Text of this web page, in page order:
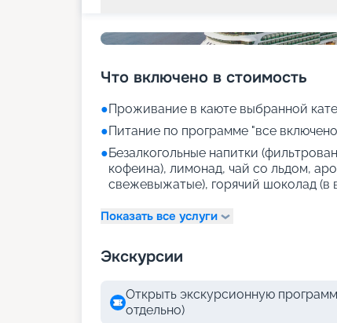
Что включено в стоимость
●Проживание в каюте выбранной
●Питание по программе "все
●Безалкогольные напитки
кофеина), лимонад, чай со льдом,
свежевыжатые), горячий шоколад (в
Показать все услуги
Экскурсии
Открыть экскурсионную
отдельно)